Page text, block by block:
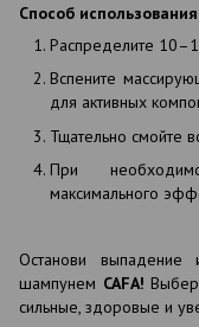
Способ
Распределите
Вспените
для активных
Тщательно смойте
При
максимального
Останови выпадение
шампунем CAFA!
сильные, здоровые и